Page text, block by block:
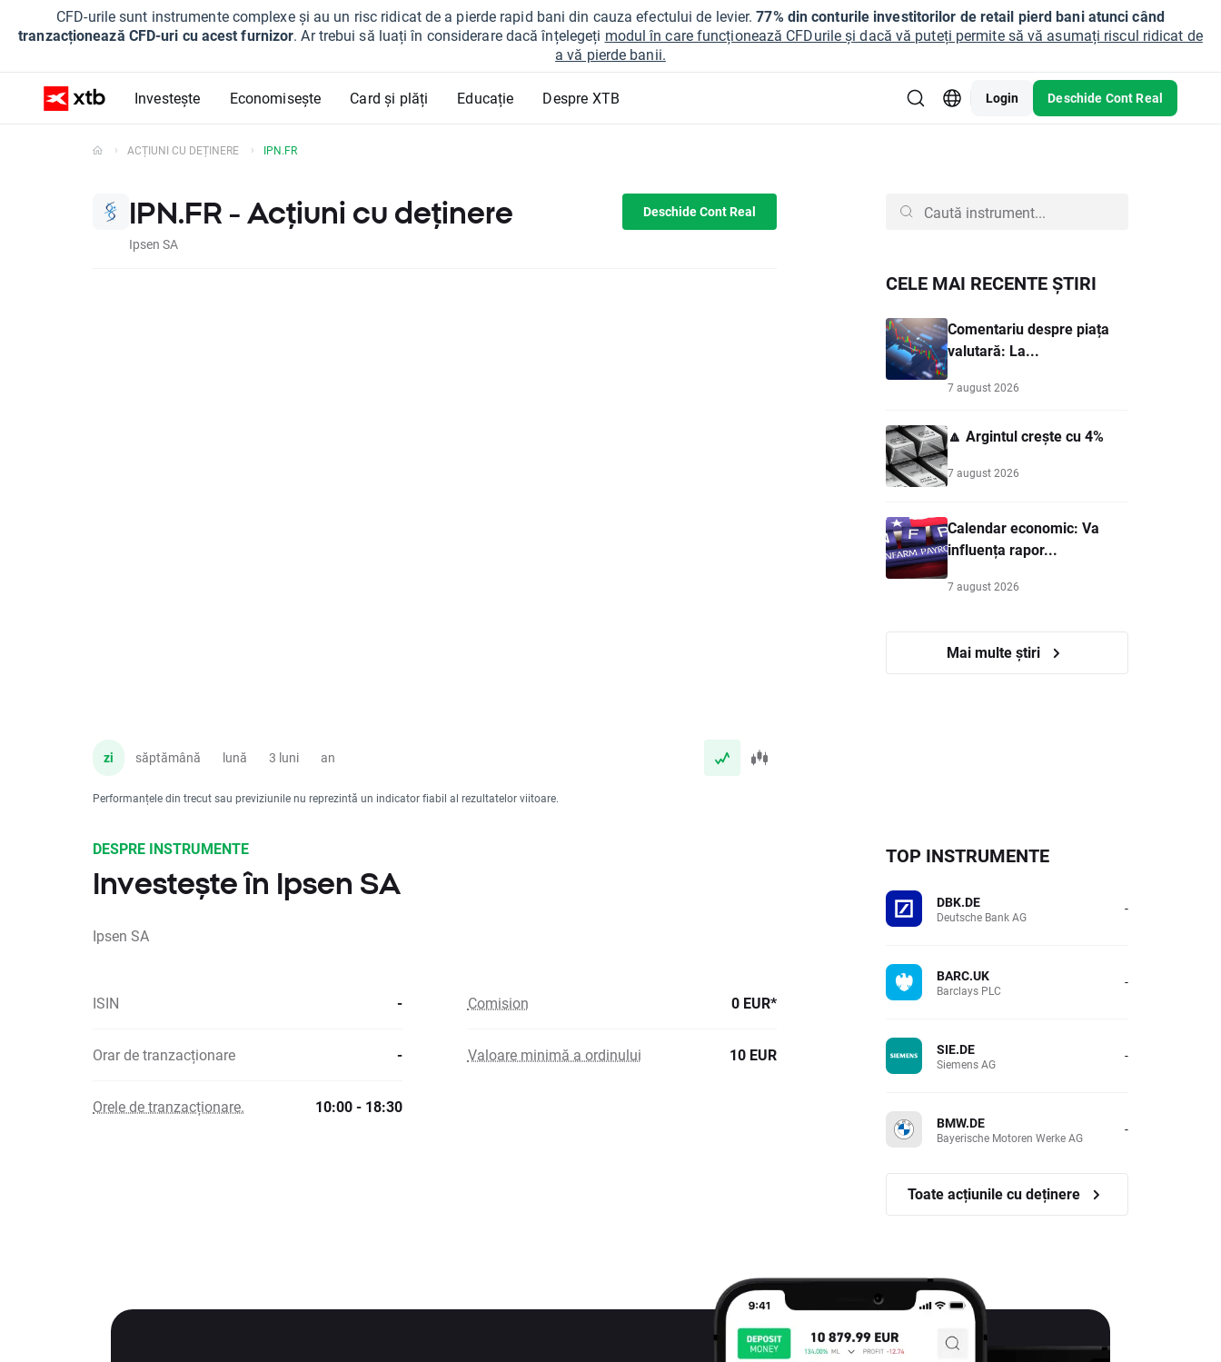
CFD-urile sunt instrumente complexe și au un risc ridicat de a pierde rapid bani din cauza efectului de levier.77% din conturile investitorilor de retail pierd bani atunci când
tranzacționează CFD-uri cu acest furnizor. Ar trebui să luați în considerare dacă înțelegeți modul în care funcționează CFDurile și dacă vă puteți permite să vă asumați riscul ridicat de
a vă pierde banii.
Investește Economisește Card și plăți Educație Despre XTB Login Deschide Cont Real
ACȚIUNI CU DEȚINERE IPN.FR
IPN.FR - Acțiuni cu deținere
Ipsen SA
Deschide Cont Real
zi săptămână lună 3 luni an
Performanțele din trecut sau previziunile nu reprezintă un indicator fiabil al rezultatelor viitoare.
CELE MAI RECENTE ȘTIRI
Comentariu despre piața
valutară: La...
7 august 2026
🔼 Argintul crește cu 4%
7 august 2026
Calendar economic: Va
influența rapor...
7 august 2026
Mai multe știri
DESPRE INSTRUMENTE
Investește în Ipsen SA
Ipsen SA
ISIN - Comision 0 EUR*
Orar de tranzacționare - Valoare minimă a ordinului 10 EUR
Orele de tranzacționare. 10:00 - 18:30
TOP INSTRUMENTE
DBK.DE
Deutsche Bank AG -
BARC.UK
Barclays PLC -
SIE.DE
Siemens AG -
BMW.DE
Bayerische Motoren Werke AG -
Toate acțiunile cu deținere